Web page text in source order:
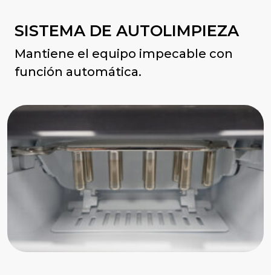
SISTEMA DE AUTOLIMPIEZA
Mantiene el equipo impecable con
función automática.